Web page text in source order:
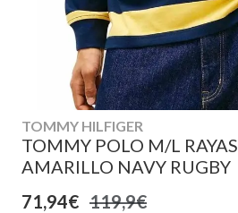
TOMMY HILFIGER
TOMMY POLO M/L RAYAS
AMARILLO NAVY RUGBY
71,94€ 119,9€